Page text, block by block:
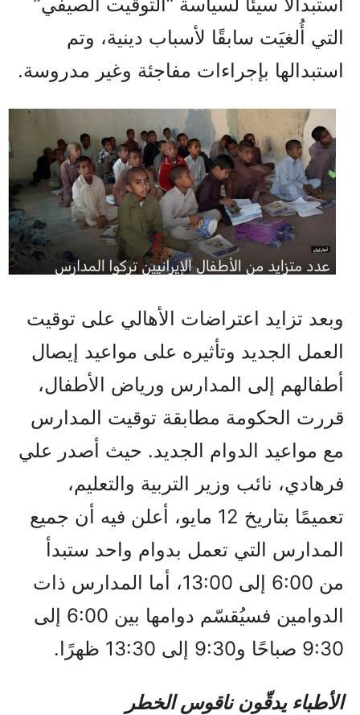
التي أُلغيَت سابقًا لأسباب دينية، وتم
استبدالها بإجراءات مفاجئة وغير مدروسة.
وبعد تزايد اعتراضات الأهالي على توقيت
العمل الجديد وتأثيره على مواعيد إيصال
أطفالهم إلى المدارس ورياض الأطفال،
قررت الحكومة مطابقة توقيت المدارس
مع مواعيد الدوام الجديد. حيث أصدر علي
فرهادي، نائب وزير التربية والتعليم،
تعميمًا بتاريخ 12 مايو، أعلن فيه أن جميع
المدارس التي تعمل بدوام واحد ستبدأ
من 6:00 إلى 13:00، أما المدارس ذات
الدوامين فسيُقسّم دوامها بين 6:00 إلى
9:30 صباحًا و9:30 إلى 13:30 ظهرًا.
الأطباء يدقّون ناقوس الخطر